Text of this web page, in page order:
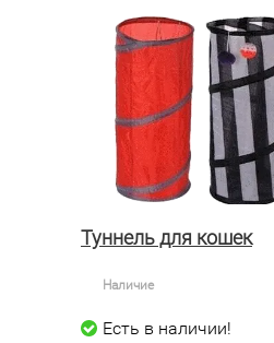
Туннель для кошек
Наличие
Есть в наличии!